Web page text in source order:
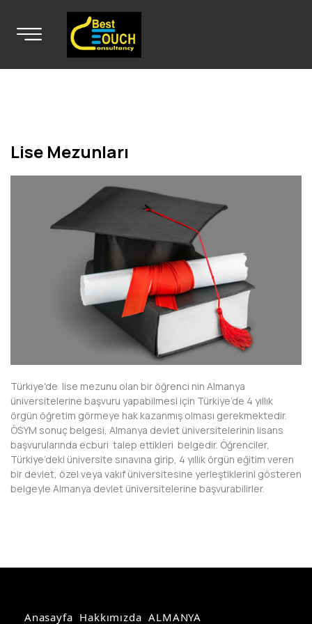
Lise Mezunları
Türkiye'de lise mezunu olan bir öğrenci nin Almanya
üniversitelerine başvuru yapabilmesi için Türkiye’de 4 yıllık
örgün öğretim görmeye hak kazanmış olması gerekmektedir.
ÖSYM sonuç belgesi, Almanya devlet üniversitelerinin lisans
başvurularında ecburi talep ettikleri belgedir. Öğrenciler,
Türkiye’deki üniversite sınavına girip, 4 yıllık örgün eğitim veren
bir devlet, özel veya vakıf üniversitesine yerleştiklerini gösteren
belgeyle Almanya devlet üniversitelerine başvurabilirler.
Anasayfa Hakkımızda ALMANYA